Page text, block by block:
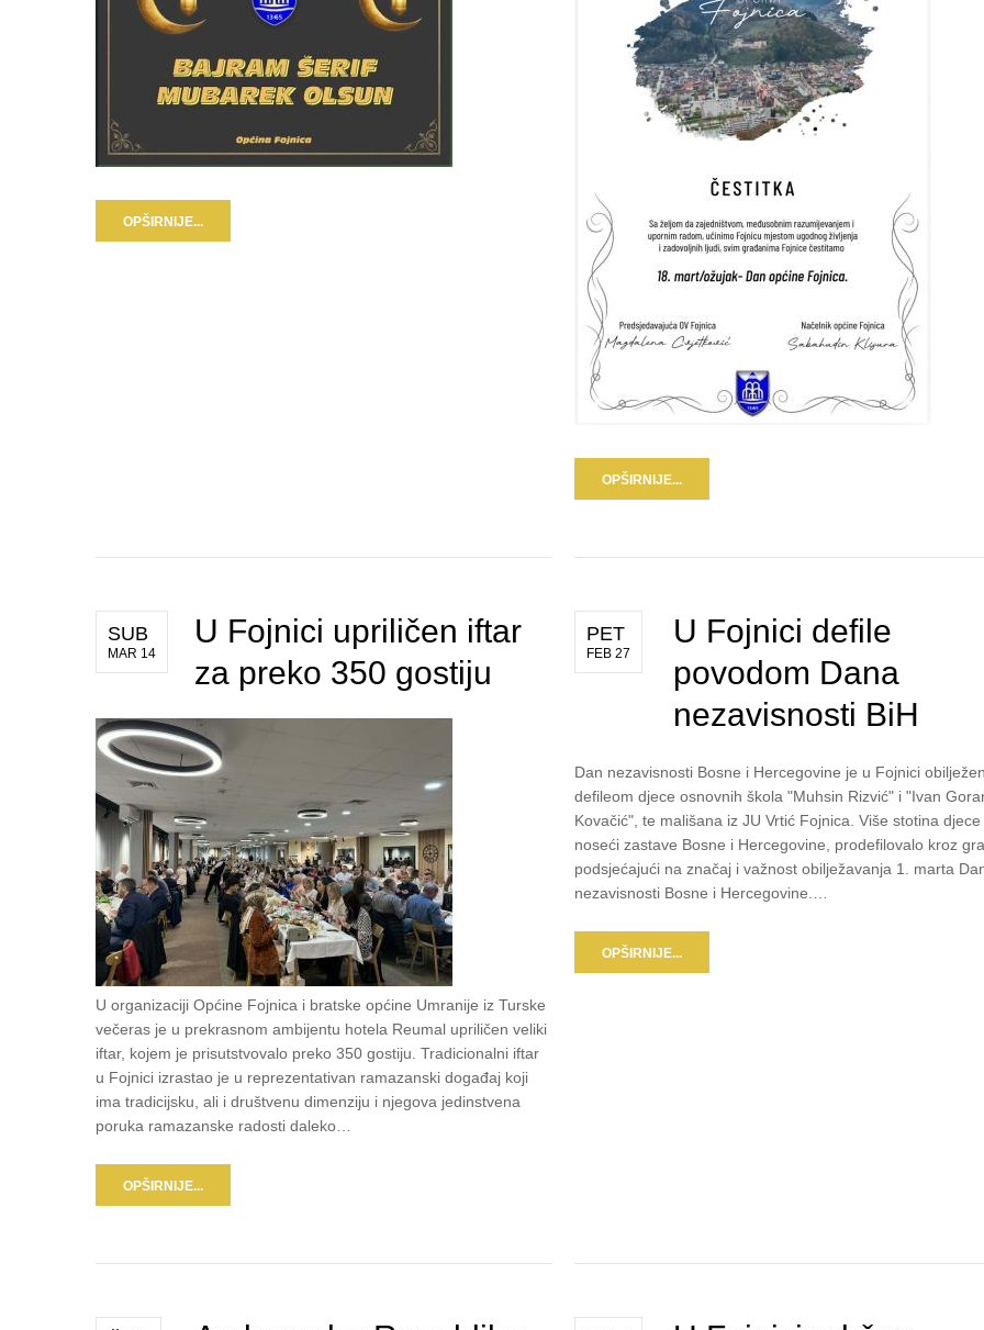
OPŠIRNIJE...
OPŠIRNIJE...
SUB
MAR 14
U Fojnici upriličen iftar
za preko 350 gostiju
U organizaciji Općine Fojnica i bratske općine Umranije iz Turske
večeras je u prekrasnom ambijentu hotela Reumal upriličen veliki
iftar, kojem je prisutstvovalo preko 350 gostiju. Tradicionalni iftar
u Fojnici izrastao je u reprezentativan ramazanski događaj koji
ima tradicijsku, ali i društvenu dimenziju i njegova jedinstvena
poruka ramazanske radosti daleko…
OPŠIRNIJE...
PET
FEB 27
U Fojnici defile
povodom Dana
nezavisnosti BiH
Dan nezavisnosti Bosne i Hercegovine je u Fojnici
defileom djece osnovnih škola "Muhsin Rizvić" i "Ivan
Kovačić", te mališana iz JU Vrtić Fojnica. Više stotina djece
noseći zastave Bosne i Hercegovine, prodefilovalo kroz
podsjećajući na značaj i važnost obilježavanja 1. marta
nezavisnosti Bosne i Hercegovine.…
OPŠIRNIJE...